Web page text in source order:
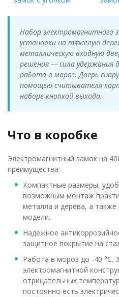
Набор электромагнитного
установки на тяжелую
металлическую входную
решения — сила удержания
работа в мороз. Дверь
помощью считывателя
наборе кнопкой выхода.
Что в коробке
Электромагнитный замок на
преимущества:
Компактные размеры,
возможным монтаж
металла и дерева, а
модели.
Надежное
защитное покрытие на
Работа в мороз до -40 °C.
электромагнитной
отрицательных
постоянно есть